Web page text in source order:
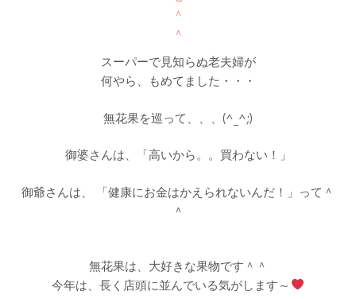
スーパーで見知らぬ老夫婦が
何やら、もめてました・・・
無花果を巡って、、、(^_^;)
御婆さんは、「高いから。。買わない！」
御爺さんは、 「健康にお金はかえられないんだ！」って＾
＾
無花果は、大好きな果物です＾＾
今年は、長く店頭に並んでいる気がします～